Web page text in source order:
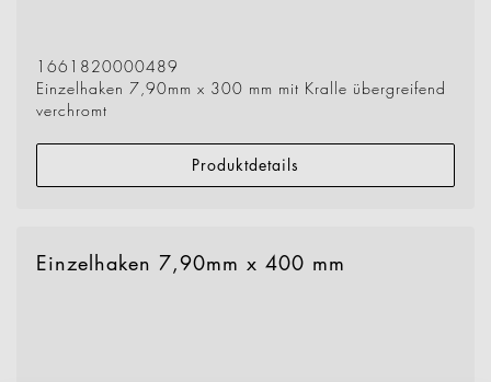
1661820000489
Einzelhaken 7,90mm x 300 mm mit Kralle übergreifend
verchromt
Produktdetails
Einzelhaken 7,90mm x 400 mm